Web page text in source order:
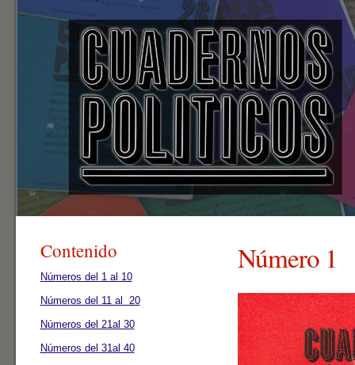
Número 1
Contenido
Números del 1 al 10
Números del 11 al 20
Números del 21al 30
Números del 31al 40